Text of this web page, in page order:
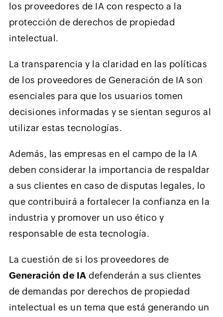
los proveedores de IA con respecto a la
protección de derechos de propiedad
intelectual.
La transparencia y la claridad en las políticas
de los proveedores de Generación de IA son
esenciales para que los usuarios tomen
decisiones informadas y se sientan seguros al
utilizar estas tecnologías.
Además, las empresas en el campo de la IA
deben considerar la importancia de respaldar
a sus clientes en caso de disputas legales, lo
que contribuirá a fortalecer la confianza en la
industria y promover un uso ético y
responsable de esta tecnología.
La cuestión de si los proveedores de
Generación de IA defenderán a sus clientes
de demandas por derechos de propiedad
intelectual es un tema que está generando un